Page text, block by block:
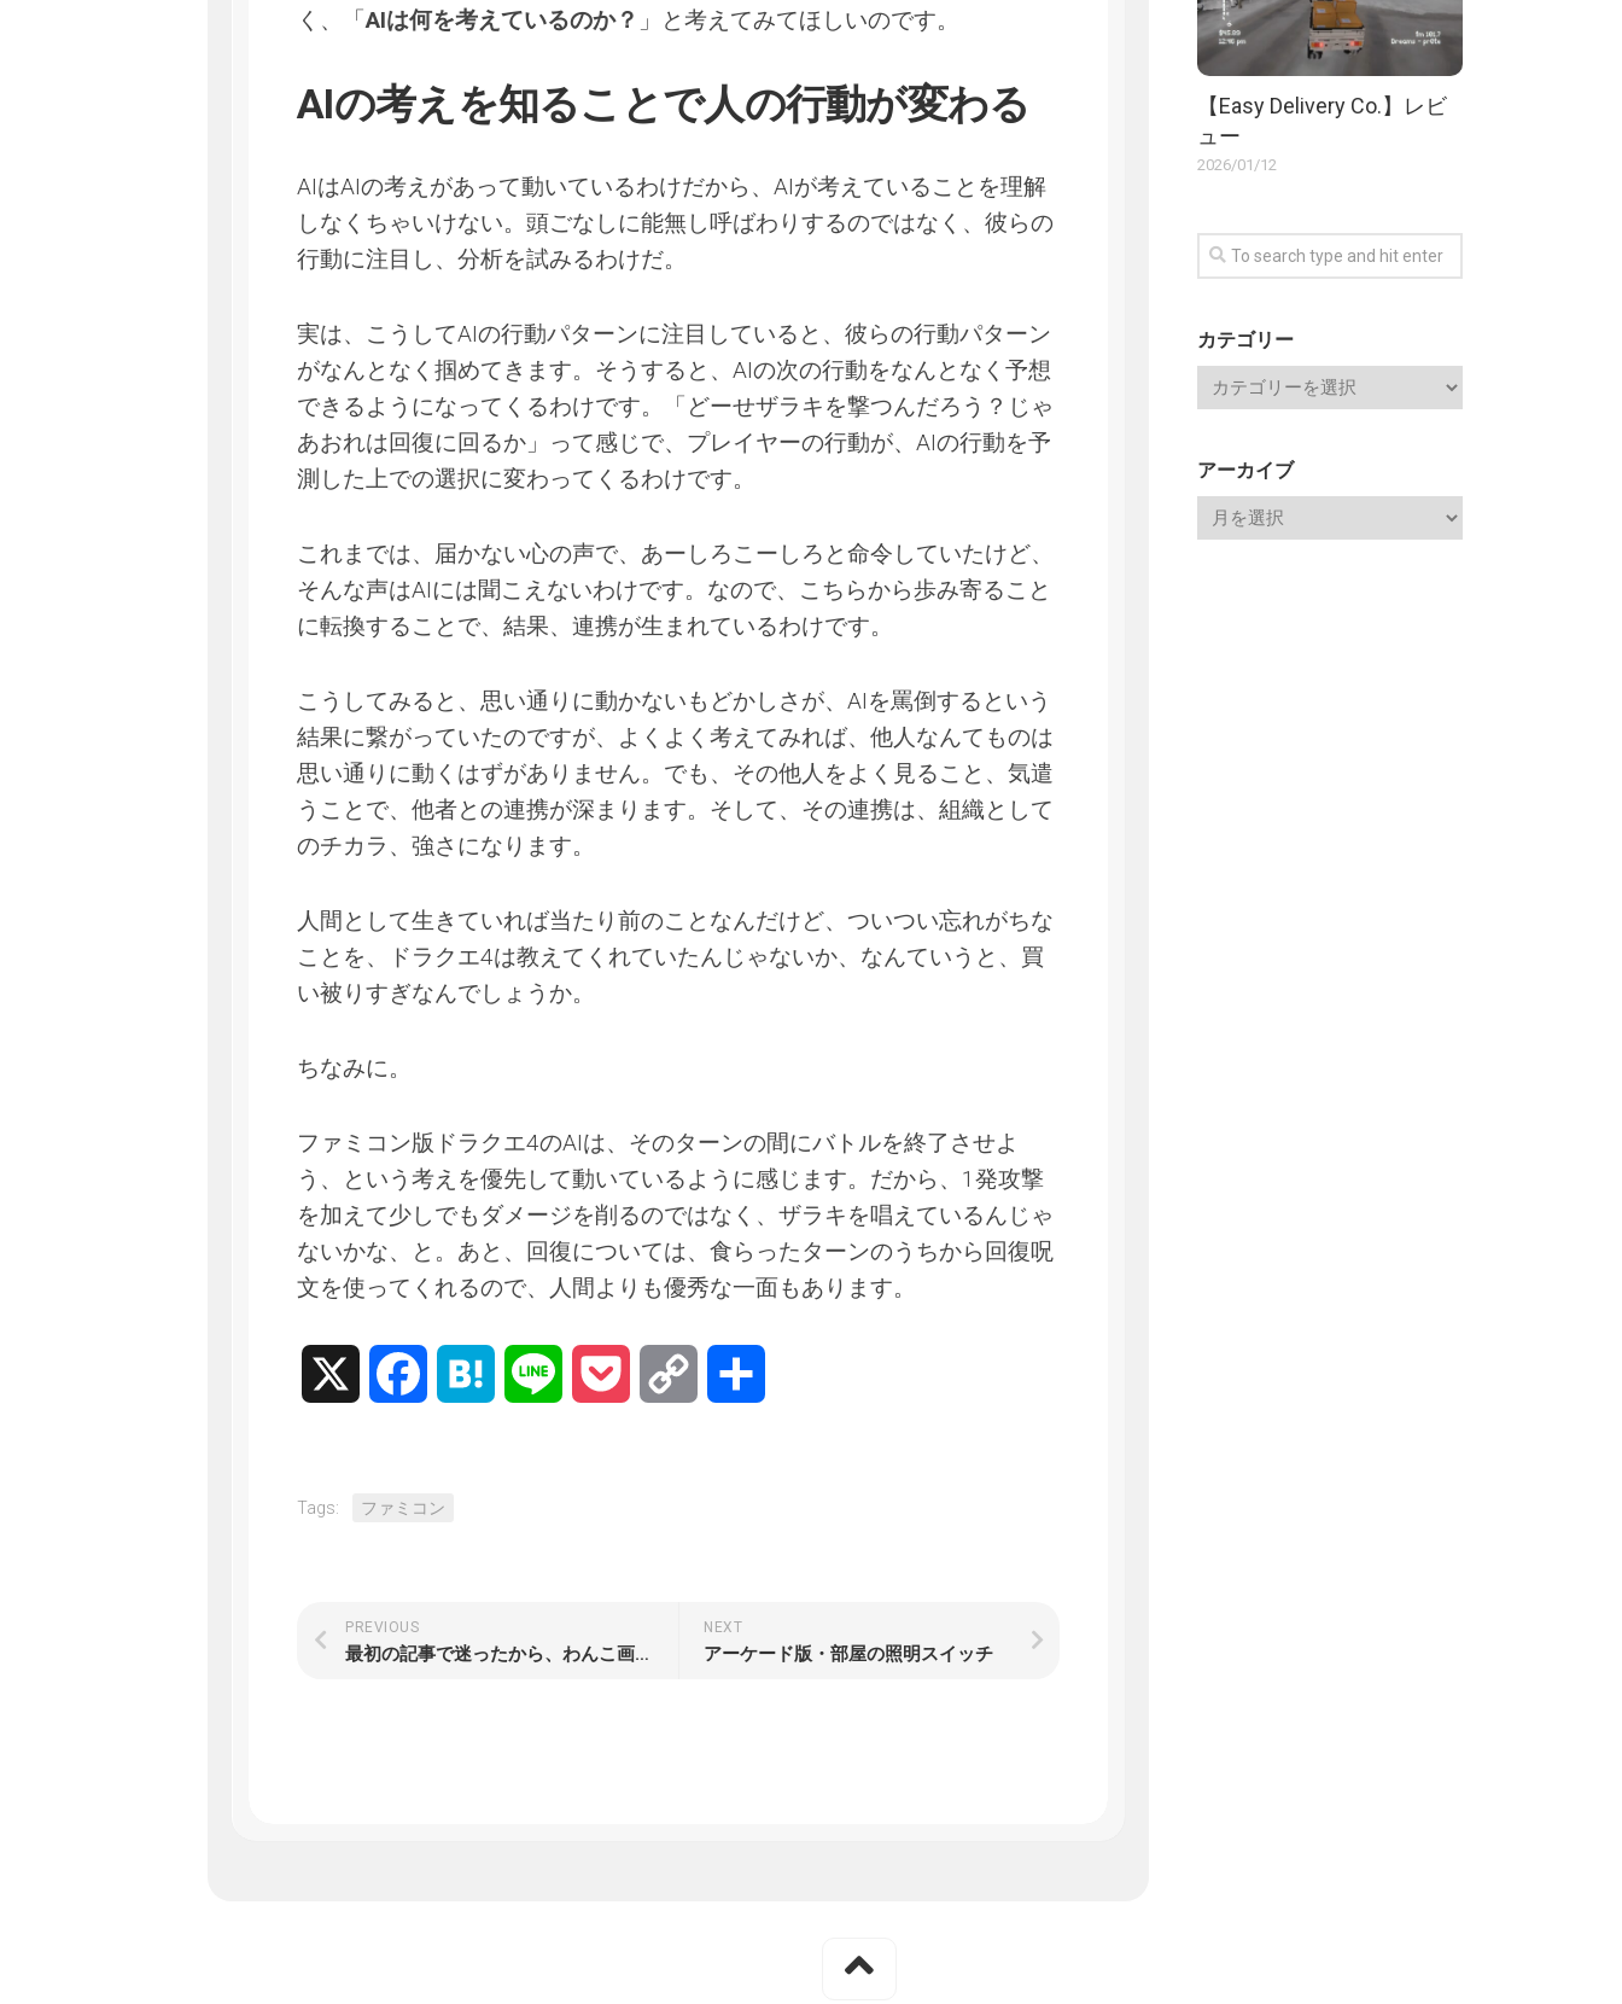
く、「AIは何を考えているのか？ 」と考えてみてほしいのです。
AIの考えを知ることで人の行動が変わる
AIはAIの考えがあって動いているわけだから、AIが考えていることを理解
しなくちゃいけない。頭ごなしに能無し呼ばわりするのではなく、彼らの
行動に注目し、分析を試みるわけだ。
実は、こうしてAIの行動パターンに注目していると、彼らの行動パターン
がなんとなく掴めてきます。そうすると、AIの次の行動をなんとなく予想
できるようになってくるわけです。「どーせザラキを撃つんだろう？じゃ
あおれは回復に回るか」って感じで、プレイヤーの行動が、AIの行動を予
測した上での選択に変わってくるわけです。
これまでは、届かない心の声で、あーしろこーしろと命令していたけど、
そんな声はAIには聞こえないわけです。なので、こちらから歩み寄ること
に転換することで、結果、連携が生まれているわけです。
こうしてみると、思い通りに動かないもどかしさが、AIを罵倒するという
結果に繋がっていたのですが、よくよく考えてみれば、他人なんてものは
思い通りに動くはずがありません。でも、その他人をよく見ること、気遣
うことで、他者との連携が深まります。そして、その連携は、組織として
のチカラ、強さになります。
人間として生きていれば当たり前のことなんだけど、ついつい忘れがちな
ことを、ドラクエ4は教えてくれていたんじゃないか、なんていうと、買
い被りすぎなんでしょうか。
ちなみに。
ファミコン版ドラクエ4のAIは、そのターンの間にバトルを終了させよ
う、という考えを優先して動いているように感じます。だから、1発攻撃
を加えて少しでもダメージを削るのではなく、ザラキを唱えているんじゃ
ないかな、と。あと、回復については、食らったターンのうちから回復呪
文を使ってくれるので、人間よりも優秀な一面もあります。
FacebookHatena Line Pocket Copy
Tags: ファミコン
NEXT
アーケード版・部屋の照明スイッチ
PREVIOUS
最初の記事で迷ったから、わんこ画像でも貼っておこう
【Easy Delivery Co.】レビ
ュー
2026/01/12
カテゴリー
アーカイブ